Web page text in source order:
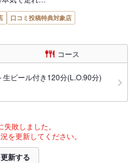
口コミ投稿特典対象店
コース
生ビール付き120分(L.O.90分)
敗しました。
を更新してください。
新する